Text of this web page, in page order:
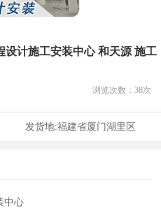
设计施工安装中心 和天源 施工
浏览次数： 38次
发货地:福建省厦门湖里区
中心